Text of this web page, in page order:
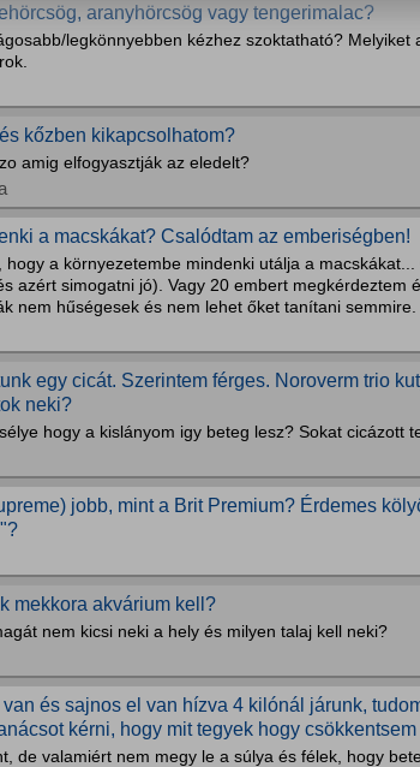
aranyhörcsög vagy tengerimalac?
legkönnyebben kézhez szoktatható? Melyiket
kőzben kikapcsolhatom?
amig elfogyasztják az eledelt?
a macskákat? Csalódtam az emberiségben!
hogy a környezetembe mindenki utálja a
azért simogatni jó). Vagy 20 embert megkérdeztem
nem hűségesek és nem lehet őket tanítani semmire.
egy cicát. Szerintem férges. Noroverm trio
neki?
hogy a kislányom igy beteg lesz? Sokat cicázott
jobb, mint a Brit Premium? Érdemes
mekkora akvárium kell?
nem kicsi neki a hely és milyen talaj kell neki?
és sajnos el van hízva 4 kilónál járunk,
kérni, hogy mit tegyek hogy
de valamiért nem megy le a súlya és félek, hogy